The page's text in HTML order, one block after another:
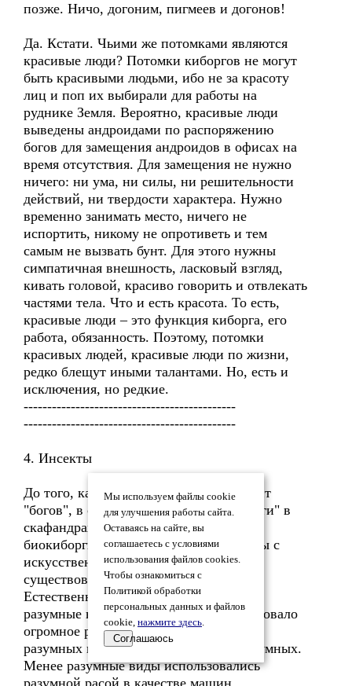
позже. Ничо, догоним, пигмеев и догонов!
Да. Кстати. Чьими же потомками являются
красивые люди? Потомки киборгов не могут
быть красивыми людьми, ибо не за красоту
лиц и поп их выбирали для работы на
руднике Земля. Вероятно, красивые люди
выведены андроидами по распоряжению
богов для замещения андроидов в офисах на
время отсутствия. Для замещения не нужно
ничего: ни ума, ни силы, ни решительности
действий, ни твердости характера. Нужно
временно занимать место, ничего не
испортить, никому не опротиветь и тем
самым не вызвать бунт. Для этого нужны
симпатичная внешность, ласковый взгляд,
кивать головой, красиво говорить и отвлекать
частями тела. Что и есть красота. То есть,
красивые люди – это функция киборга, его
работа, обязанность. Поэтому, потомки
красивых людей, красивые люди по жизни,
редко блещут иными талантами. Но, есть и
исключения, но редкие.
---------------------------------------------
---------------------------------------------
4. Инсекты
До того, как на Землю высадился десант
"богов", в состав которого входили "боги" в
скафандрах, инопланетные наемники-
биокиборги и андроиды-ангелы, роботы с
искусственным интеллектом, на Земле
существовала цивилизация насекомых.
Естественно, цивилизацию составляли
разумные виды насекомых, но существовало
огромное разнообразие и не слишком
разумных видов, и даже совсем не разумных.
Менее разумные виды использовались
разумной расой в качестве машин,
Мы используем файлы cookie
для улучшения работы сайта.
Оставаясь на сайте, вы
соглашаетесь с условиями
использования файлов cookies.
Чтобы ознакомиться с
Политикой обработки
персональных данных и файлов
cookie, нажмите здесь.
Соглашаюсь